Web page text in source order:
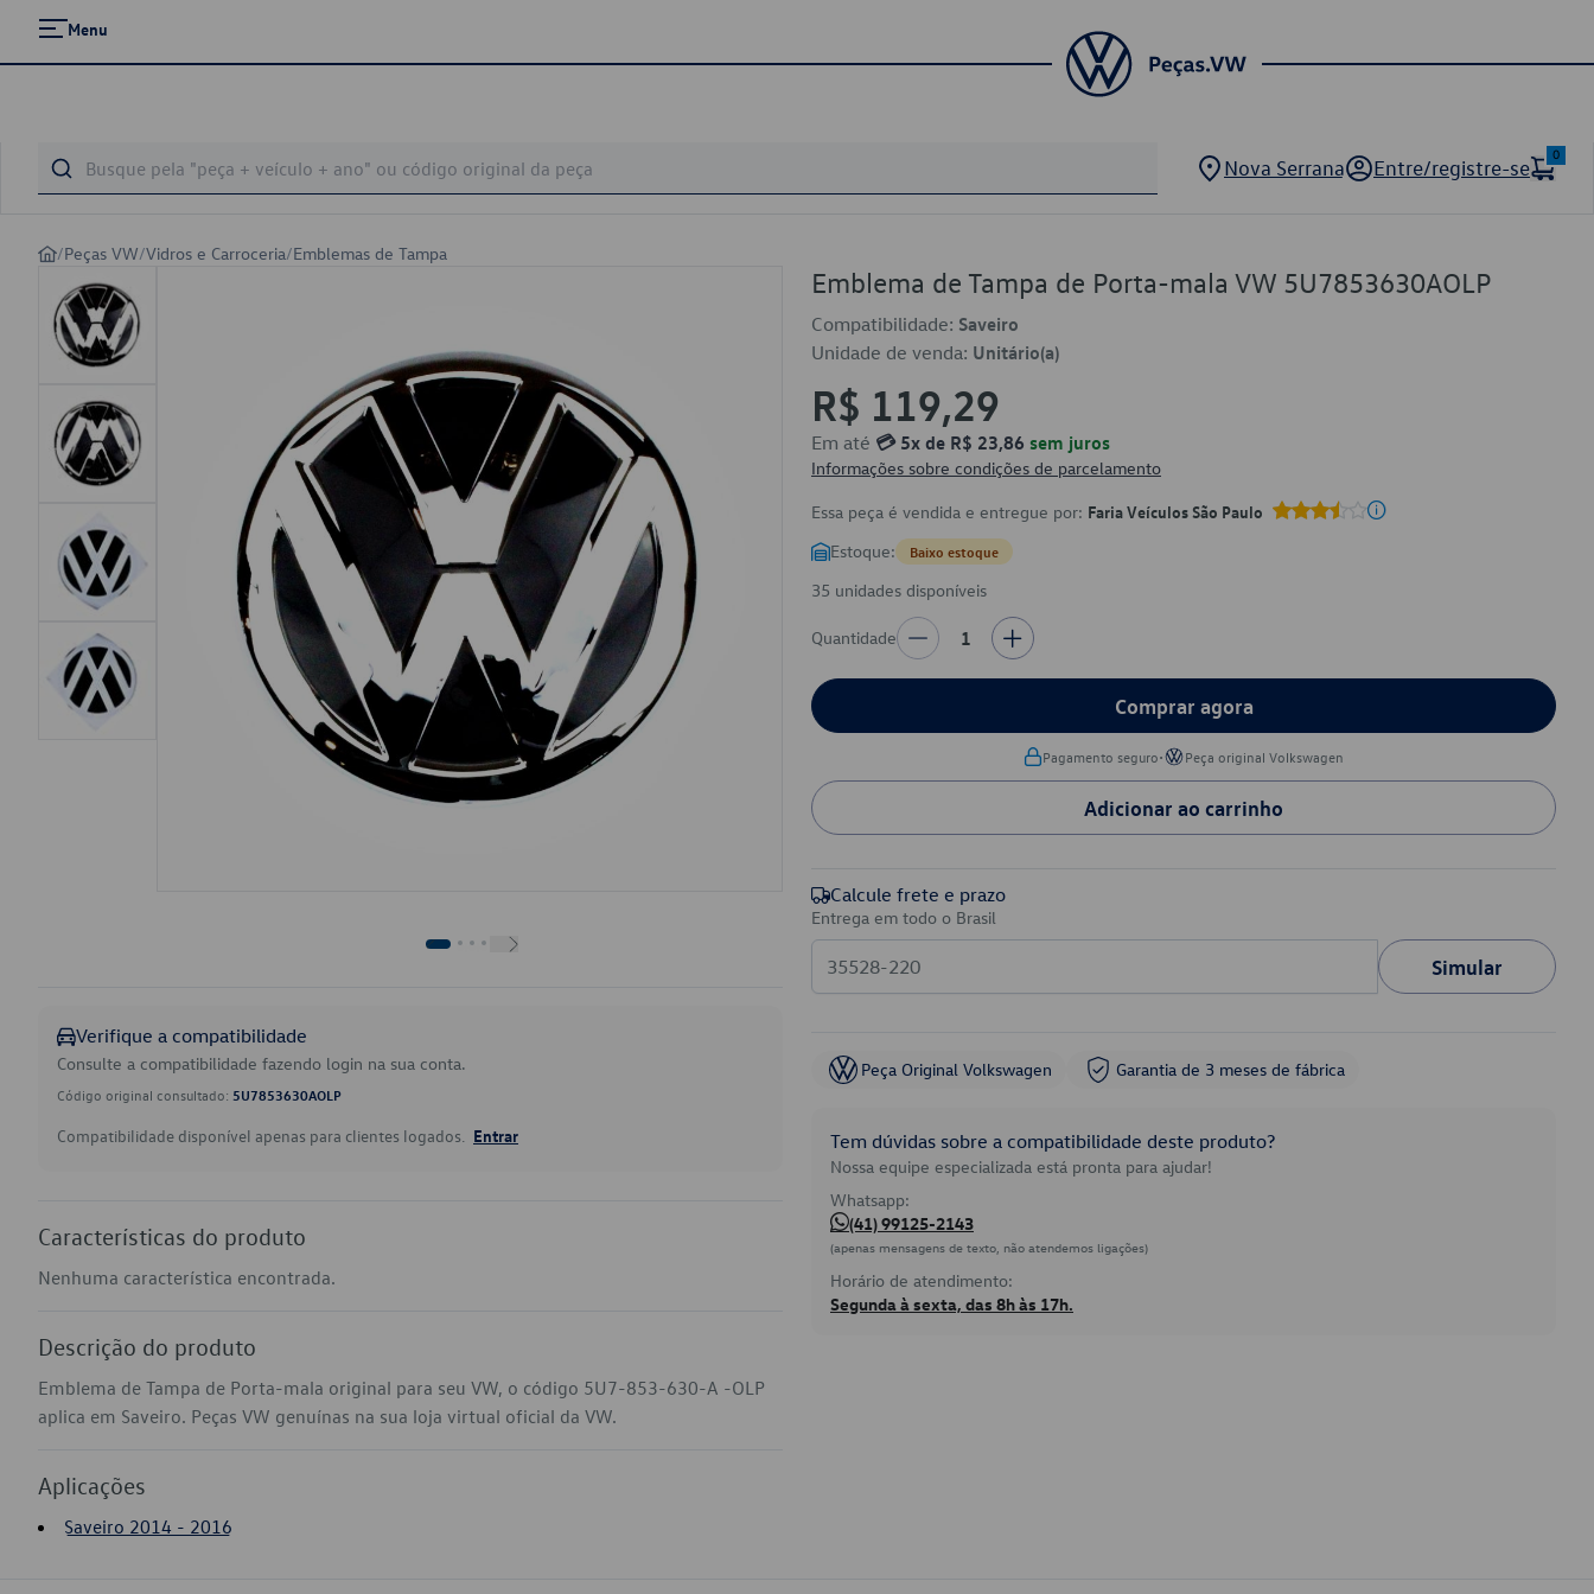
Menu
Nova Serrana Entre/registre-se
0
/Peças VW/Vidros e Carroceria/Emblemas de Tampa
Verifique a compatibilidade
Consulte a compatibilidade fazendo login na sua conta.
Código original consultado: 5U7853630AOLP
Compatibilidade disponível apenas para clientes logados. Entrar
Características do produto
Nenhuma característica encontrada.
Descrição do produto
Emblema de Tampa de Porta-mala original para seu VW, o código 5U7-853-630-A -OLP
aplica em Saveiro. Peças VW genuínas na sua loja virtual oficial da VW.
Aplicações
Saveiro 2014 - 2016
Emblema de Tampa de Porta-mala VW 5U7853630AOLP
Compatibilidade: Saveiro
Unidade de venda: Unitário(a)
R$ 119,29
Em até 💳 5x de R$ 23,86 sem juros
Informações sobre condições de parcelamento
Essa peça é vendida e entregue por: Faria Veículos São Paulo
Estoque: Baixo estoque
35 unidades disponíveis
Quantidade 1
Comprar agora
Pagamento seguro• Peça original Volkswagen
Adicionar ao carrinho
Calcule frete e prazo
Entrega em todo o Brasil
Simular
Peça Original Volkswagen Garantia de 3 meses de fábrica
Tem dúvidas sobre a compatibilidade deste produto?
Nossa equipe especializada está pronta para ajudar!
Whatsapp:
(41) 99125-2143
(apenas mensagens de texto, não atendemos ligações)
Horário de atendimento:
Segunda à sexta, das 8h às 17h.